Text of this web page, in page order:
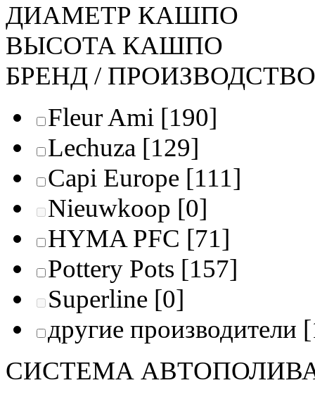
ДИАМЕТР КАШПО
ВЫСОТА КАШПО
БРЕНД / ПРОИЗВОДСТВО
Fleur Ami [190]
Lechuza [129]
Capi Europe [111]
Nieuwkoop [0]
HYMA PFC [71]
Pottery Pots [157]
Superline [0]
другие производители
СИСТЕМА